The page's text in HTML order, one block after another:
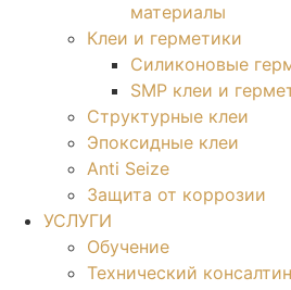
материалы
Клеи и герметики
Силиконовые
SMP клеи и
Структурные клеи
Эпоксидные клеи
Anti Seize
Защита от коррозии
УСЛУГИ
Обучение
Технический